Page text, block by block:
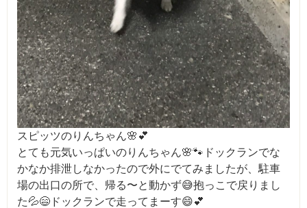
スピッツのりんちゃん🌸💕
とても元気いっぱいのりんちゃん🌸🐾ドックランでな
かなか排泄しなかったので外にでてみましたが、駐車
場の出口の所で、帰る〜と動かず😅抱っこで戻りまし
た💦😄ドックランで走ってまーす😄💕